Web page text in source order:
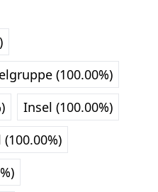
(100.00%)
Insel (100.00%)